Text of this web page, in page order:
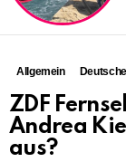
Allgemein
ZDF
Andrea
aus?